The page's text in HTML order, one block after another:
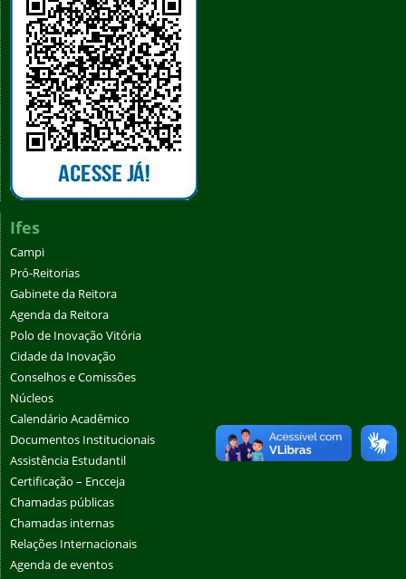
Ifes
Campi
Pró-Reitorias
Gabinete da Reitora
Agenda da Reitora
Polo de Inovação Vitória
Cidade da Inovação
Conselhos e Comissões
Núcleos
Calendário Acadêmico
Documentos Institucionais
Assistência Estudantil
Certificação – Encceja
Chamadas públicas
Chamadas internas
Relações Internacionais
Agenda de eventos